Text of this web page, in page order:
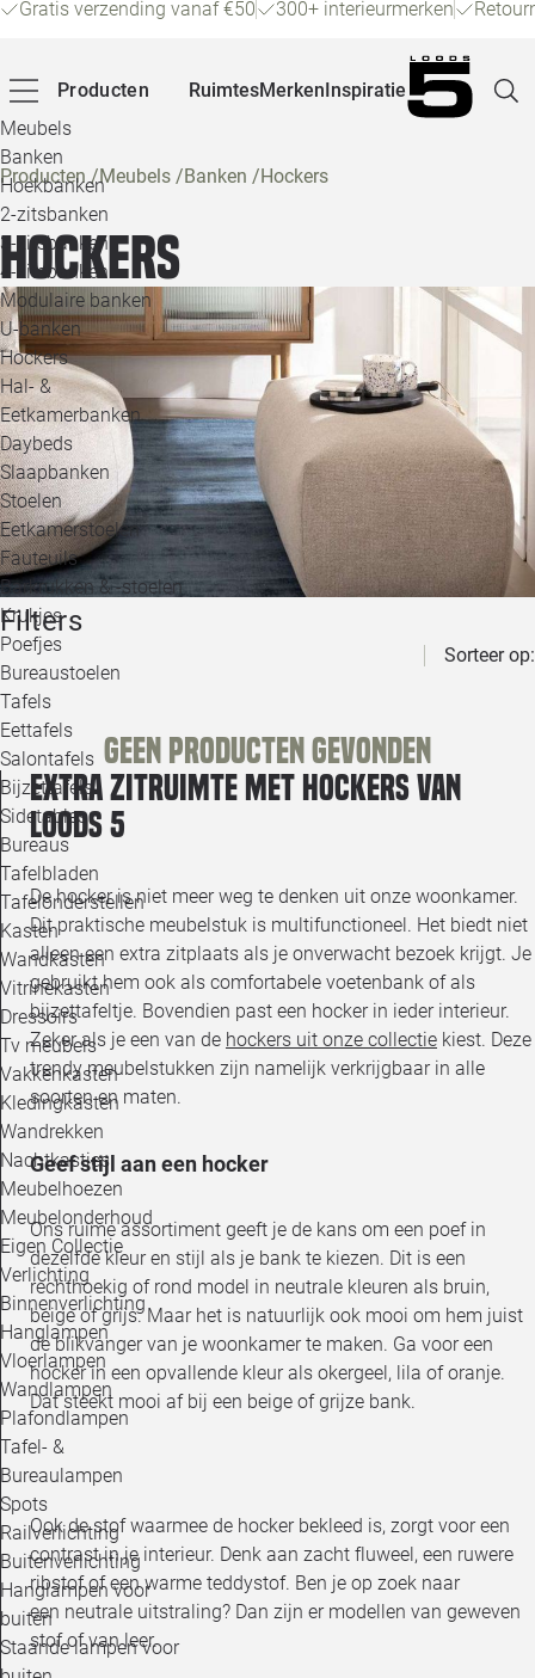
Gratis verzending vanaf €50 300+ interieurmerken
Producten
Meubels
Banken
Hoekbanken
2-zitsbanken
3-zitsbanken
4-zitsbanken
Modulaire banken
U-banken
Hockers
Hal- &
Eetkamerbanken
Daybeds
Slaapbanken
Stoelen
Eetkamerstoelen
Fauteuils
Barkrukken & -stoelen
Krukjes
Poefjes
Bureaustoelen
Tafels
Eettafels
Salontafels
Bijzettafels
Sidetables
Bureaus
Tafelbladen
Tafelonderstellen
Kasten
Wandkasten
Vitrinekasten
Dressoirs
Tv meubels
Vakkenkasten
Kledingkasten
Wandrekken
Nachtkastjes
Meubelhoezen
Meubelonderhoud
Eigen Collectie
Verlichting
Binnenverlichting
Hanglampen
Vloerlampen
Wandlampen
Plafondlampen
Tafel- &
Bureaulampen
Spots
Railverlichting
Buitenverlichting
Hanglampen voor
buiten
Staande lampen voor
RuimtesMerkenInspiratie
Alle
Producten/Meubels /Banken /Hockers
Hockers
Filters
Sorteer op:
Geen producten gevonden
Extra zitruimte met hockers van
Loods 5
De hocker is niet meer weg te denken uit onze woonkamer.
Dit praktische meubelstuk is multifunctioneel. Het biedt niet
alleen een extra zitplaats als je onverwacht bezoek krijgt. Je
gebruikt hem ook als comfortabele voetenbank of als
bijzettafeltje. Bovendien past een hocker in ieder interieur.
Zeker als je een van de hockers uit onze collectie kiest. Deze
trendy meubelstukken zijn namelijk verkrijgbaar in alle
soorten en maten.
Geef stijl aan een hocker
Ons ruime assortiment geeft je de kans om een poef in
dezelfde kleur en stijl als je bank te kiezen. Dit is een
rechthoekig of rond model in neutrale kleuren als bruin,
beige of grijs. Maar het is natuurlijk ook mooi om hem juist
de blikvanger van je woonkamer te maken. Ga voor een
hocker in een opvallende kleur als okergeel, lila of oranje.
Dat steekt mooi af bij een beige of grijze bank.
Ook de stof waarmee de hocker bekleed is, zorgt voor een
contrast in je interieur. Denk aan zacht fluweel, een ruwere
ribstof of een warme teddystof. Ben je op zoek naar
een neutrale uitstraling? Dan zijn er modellen van geweven
stof of van leer.